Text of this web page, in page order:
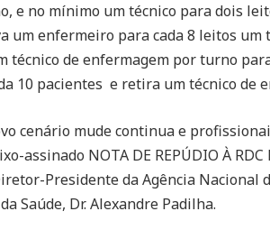
e no mínimo um técnico para dois
um enfermeiro para cada 8 leitos
técnico de enfermagem por turno
10 pacientes e retira um técnico de
cenário mude continua e
assinado NOTA DE REPÚDIO À RDC
Presidente da Agência Nacional
Saúde, Dr. Alexandre Padilha.